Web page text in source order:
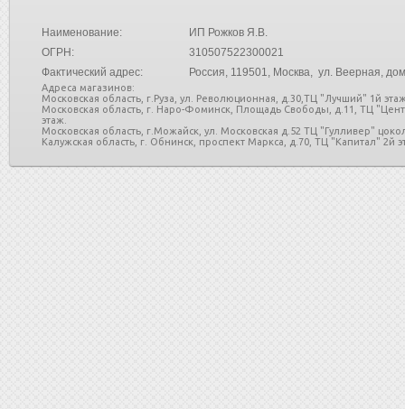
Наименование:
ИП Рожков Я.В.
ОГРН:
310507522300021
Фактический адрес:
Россия, 119501, Москва, ул. Веерная,
Адреса магазинов:
Московская область, г.Руза, ул. Революционная, д.30,ТЦ "Лучший" 1й
Московская область, г. Наро-Фоминск, Площадь Свободы, д.11, ТЦ
этаж.
Московская область, г.Можайск, ул. Московская д.52 ТЦ "Гулливер"
Калужская область, г. Обнинск, проспект Маркса, д.70, ТЦ "Капитал" 2й